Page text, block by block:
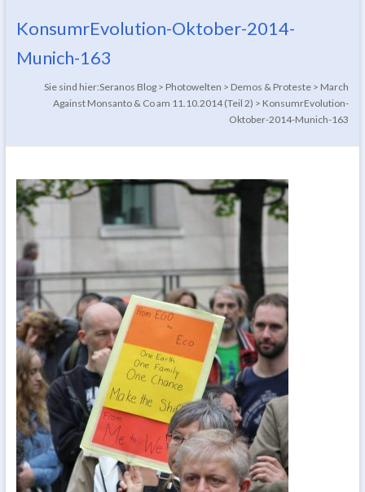
KonsumrEvolution-Oktober-2014-
Munich-163
Sie sind hier:Seranos Blog > Photowelten > Demos & Proteste > March
Against Monsanto & Co am 11.10.2014 (Teil 2) > KonsumrEvolution-
Oktober-2014-Munich-163